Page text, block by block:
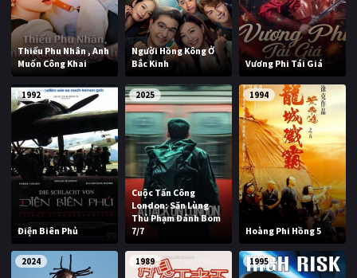
Thiếu Phu Nhân , Anh
Muốn Công Khai
Người Hồng Kông Ở
Bắc Kinh
Vương Phi Tái Giá
1992
Điện Biên Phủ
2025
Cuộc Tấn Công
London: Săn Lùng
Thủ Phạm Đánh Bom
7/7
1994
Hoàng Phi Hồng 5
2024 1989 1995